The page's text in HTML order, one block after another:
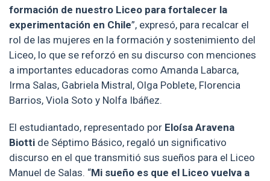
formación de nuestro Liceo para fortalecer la
experimentación en Chile”, expresó, para recalcar el
rol de las mujeres en la formación y sostenimiento del
Liceo, lo que se reforzó en su discurso con menciones
a importantes educadoras como Amanda Labarca,
Irma Salas, Gabriela Mistral, Olga Poblete, Florencia
Barrios, Viola Soto y Nolfa Ibáñez.
El estudiantado, representado por Eloísa Aravena
Biotti de Séptimo Básico, regaló un significativo
discurso en el que transmitió sus sueños para el Liceo
Manuel de Salas. “Mi sueño es que el Liceo vuelva a